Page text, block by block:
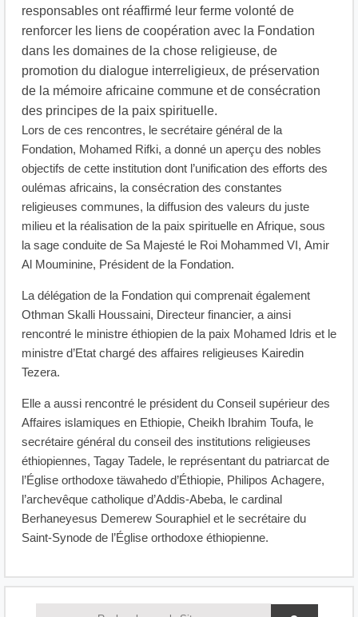
responsables ont réaffirmé leur ferme volonté de
renforcer les liens de coopération avec la Fondation
dans les domaines de la chose religieuse, de
promotion du dialogue interreligieux, de préservation
de la mémoire africaine commune et de consécration
des principes de la paix spirituelle.
Lors de ces rencontres, le secrétaire général de la
Fondation, Mohamed Rifki, a donné un aperçu des nobles
objectifs de cette institution dont l’unification des efforts des
oulémas africains, la consécration des constantes
religieuses communes, la diffusion des valeurs du juste
milieu et la réalisation de la paix spirituelle en Afrique, sous
la sage conduite de Sa Majesté le Roi Mohammed VI, Amir
Al Mouminine, Président de la Fondation.
La délégation de la Fondation qui comprenait également
Othman Skalli Houssaini, Directeur financier, a ainsi
rencontré le ministre éthiopien de la paix Mohamed Idris et le
ministre d’Etat chargé des affaires religieuses Kairedin
Tezera.
Elle a aussi rencontré le président du Conseil supérieur des
Affaires islamiques en Ethiopie, Cheikh Ibrahim Toufa, le
secrétaire général du conseil des institutions religieuses
éthiopiennes, Tagay Tadele, le représentant du patriarcat de
l’Église orthodoxe täwahedo d’Éthiopie, Philipos Achagere,
l’archevêque catholique d’Addis-Abeba, le cardinal
Berhaneyesus Demerew Souraphiel et le secrétaire du
Saint-Synode de l’Église orthodoxe éthiopienne.